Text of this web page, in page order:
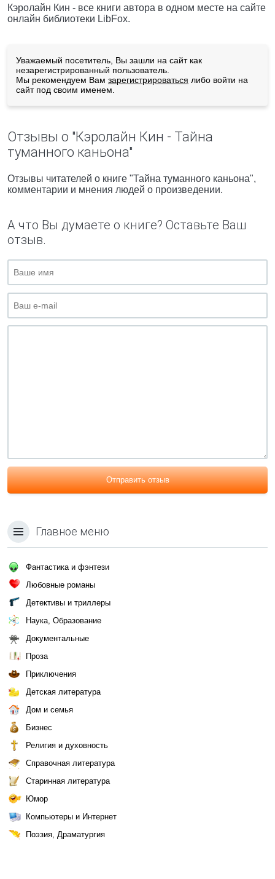
Кэролайн Кин - все книги автора в одном месте на сайте
онлайн библиотеки LibFox.
Уважаемый посетитель, Вы зашли на сайт как
незарегистрированный пользователь.
Мы рекомендуем Вам зарегистрироваться либо войти на
сайт под своим именем.
Отзывы о "Кэролайн Кин - Тайна
туманного каньона"
Отзывы читателей о книге "Тайна туманного каньона",
комментарии и мнения людей о произведении.
А что Вы думаете о книге? Оставьте Ваш
отзыв.
Отправить отзыв
Главное меню
Фантастика и фэнтези
Любовные романы
Детективы и триллеры
Наука, Образование
Документальные
Проза
Приключения
Детская литература
Дом и семья
Бизнес
Религия и духовность
Справочная литература
Старинная литература
Юмор
Компьютеры и Интернет
Поэзия, Драматургия